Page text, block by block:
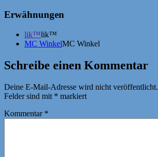
Erwähnungen
lik™lik™
MC WinkelMC Winkel
Schreibe einen Kommentar
Deine E-Mail-Adresse wird nicht veröffentlicht.
Felder sind mit * markiert
Kommentar *